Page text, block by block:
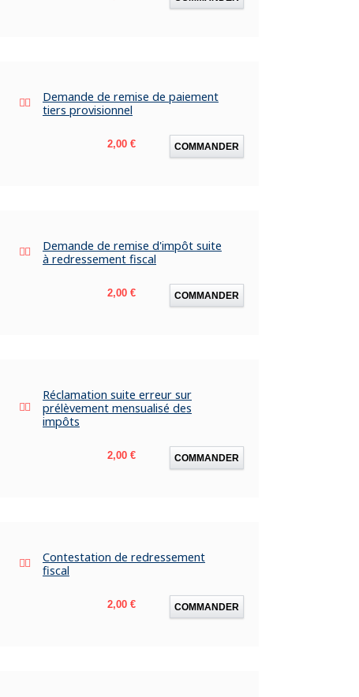
Demande de remise de paiement
tiers provisionnel
Prix
2,00 € COMMANDER
Demande de remise d'impôt suite
à redressement fiscal
Prix
2,00 € COMMANDER
Réclamation suite erreur sur
prélèvement mensualisé des
impôts
Prix
2,00 € COMMANDER
Contestation de redressement
fiscal
Prix
2,00 € COMMANDER